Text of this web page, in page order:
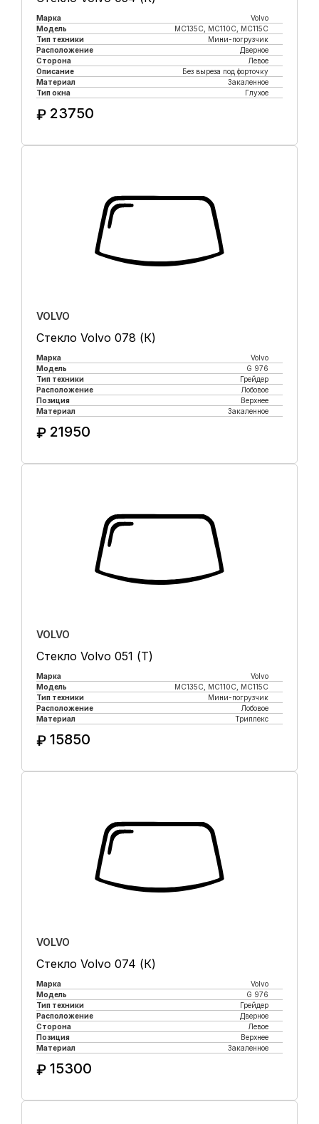
Марка
Volvo
Модель
MC135C, MC110C, MC115C
Тип техники
Мини-погрузчик
Расположение
Дверное
Сторона
Левое
Описание
Без выреза под форточку
Материал
Закаленное
Тип окна
Глухое
₽ 23750
VOLVO
Стекло Volvo 078 (К)
Марка
Volvo
Модель
G 976
Тип техники
Грейдер
Расположение
Лобовое
Позиция
Верхнее
Материал
Закаленное
₽ 21950
VOLVO
Стекло Volvo 051 (Т)
Марка
Volvo
Модель
MC135C, MC110C, MC115C
Тип техники
Мини-погрузчик
Расположение
Лобовое
Материал
Триплекс
₽ 15850
VOLVO
Стекло Volvo 074 (К)
Марка
Volvo
Модель
G 976
Тип техники
Грейдер
Расположение
Дверное
Сторона
Левое
Позиция
Верхнее
Материал
Закаленное
₽ 15300